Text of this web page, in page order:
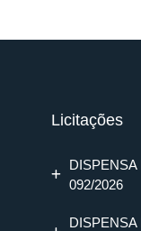
Licitações
DISPENSA
092/2026
DISPENSA